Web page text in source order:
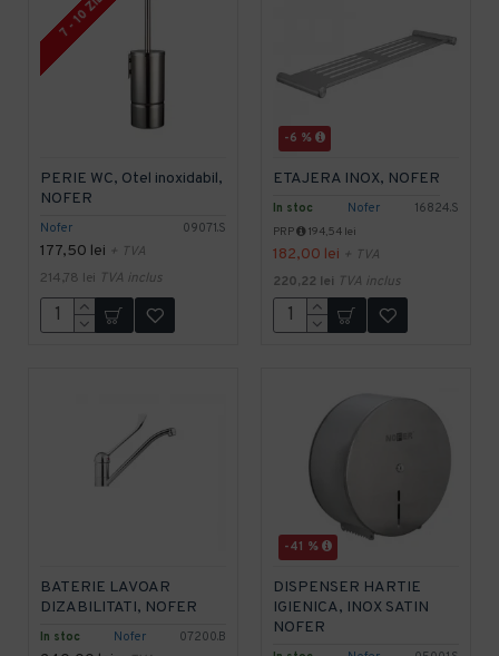
7 - 10 ZILE
Nofer 09071.S
PERIE WC, Otel inoxidabil,
NOFER
177,50 lei + TVA
214,78 lei TVA inclus
-6 %
In stoc Nofer 16824.S
ETAJERA INOX, NOFER
PRP 194,54 lei
182,00 lei + TVA
220,22 lei TVA inclus
In stoc Nofer 07200.B
BATERIE LAVOAR
DIZABILITATI, NOFER
-41 %
DISPENSER HARTIE
IGIENICA, INOX SATIN
NOFER